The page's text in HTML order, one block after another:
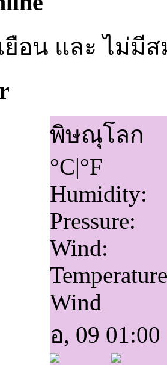
ยือน และ ไม่มี
พิษณุโลก
°C|°F
Humidity:
Pressure:
Wind:
Temperature
Wind
อ, 09 01:00